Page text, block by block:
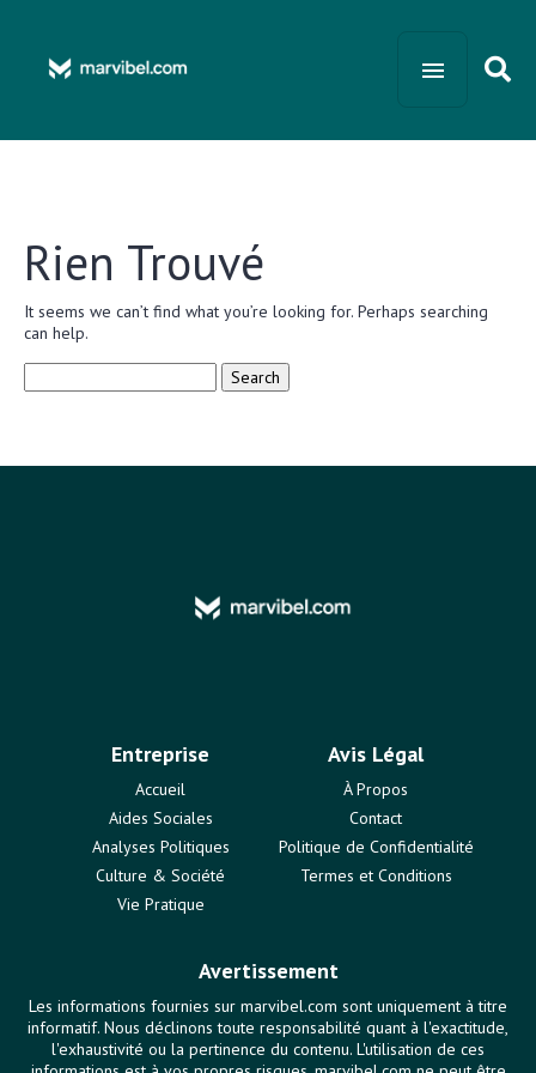
Rien Trouvé
It seems we can’t find what you’re looking for. Perhaps searching
can help.
Entreprise
Accueil
Aides Sociales
Analyses Politiques
Culture & Société
Vie Pratique
Avis Légal
À Propos
Contact
Politique de Confidentialité
Termes et Conditions
Avertissement
Les informations fournies sur marvibel.com sont uniquement à titre
informatif. Nous déclinons toute responsabilité quant à l'exactitude,
l'exhaustivité ou la pertinence du contenu. L'utilisation de ces